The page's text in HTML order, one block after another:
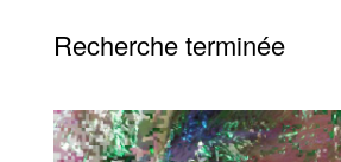
Recherche terminée